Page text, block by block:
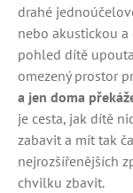
drahé
nebo akustickou
pohled dítě
omezený prostor
a jen doma
je cesta, jak dítě
zabavit a mít tak
nejrozšířenějších
chvilku zbavit.